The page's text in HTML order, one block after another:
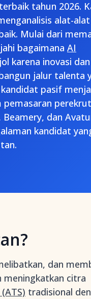
tahun 2026.
alat-alat
Mulai dari
bagaimana AI
karena inovasi dan
jalur talenta
pasif
Beamery, dan
kandidat
dan
meningkatkan citra
tradisional